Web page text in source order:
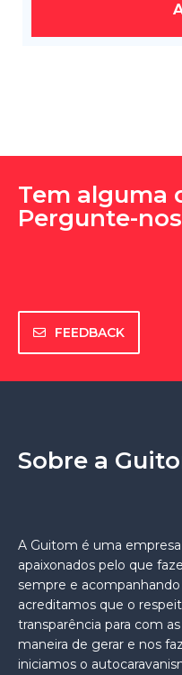
Tem alguma
Pergunte-
FEEDBACK
Sobre a
A Guitom é uma
apaixonados pelo que
sempre e
acreditamos que o
transparência para com
maneira de gerar e nos
iniciamos o